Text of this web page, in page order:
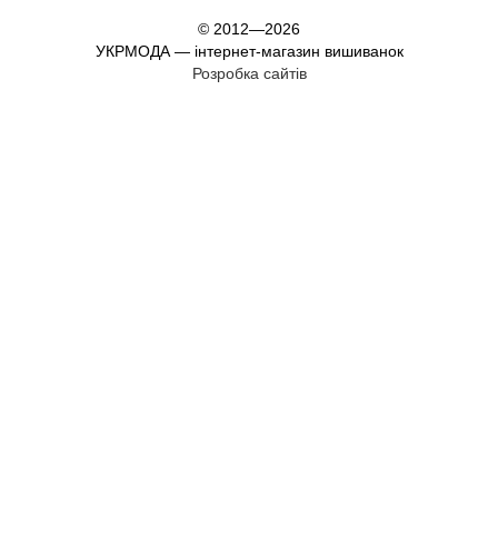
© 2012—2026
УКРМОДА — інтернет-магазин вишиванок
Розробка сайтів